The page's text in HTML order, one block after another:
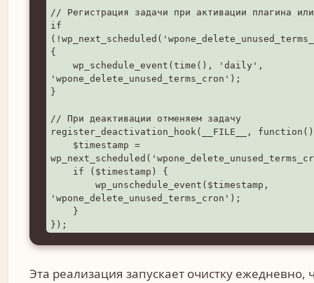
// Регистрация задачи при активации плагина
if
{
'wpone_delete_unused_terms_cron');
}
// При деактивации отменяем задачу
register_deactivation_hook(__FILE__,
'wpone_delete_unused_terms_cron');
});
Эта реализация запускает очистку ежедневно,